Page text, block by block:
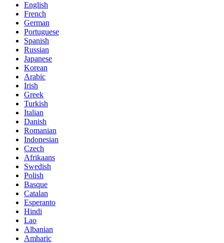
English
French
German
Portuguese
Spanish
Russian
Japanese
Korean
Arabic
Irish
Greek
Turkish
Italian
Danish
Romanian
Indonesian
Czech
Afrikaans
Swedish
Polish
Basque
Catalan
Esperanto
Hindi
Lao
Albanian
Amharic